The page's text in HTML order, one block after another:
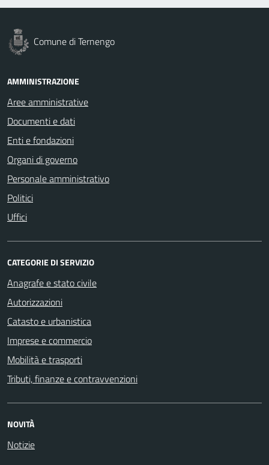
Comune di Ternengo
AMMINISTRAZIONE
Aree amministrative
Documenti e dati
Enti e fondazioni
Organi di governo
Personale amministrativo
Politici
Uffici
CATEGORIE DI SERVIZIO
Anagrafe e stato civile
Autorizzazioni
Catasto e urbanistica
Imprese e commercio
Mobilità e trasporti
Tributi, finanze e contravvenzioni
NOVITÀ
Notizie